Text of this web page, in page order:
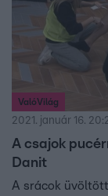
ValóVilág
2021. január 16.
A csajok
Danit
A srácok